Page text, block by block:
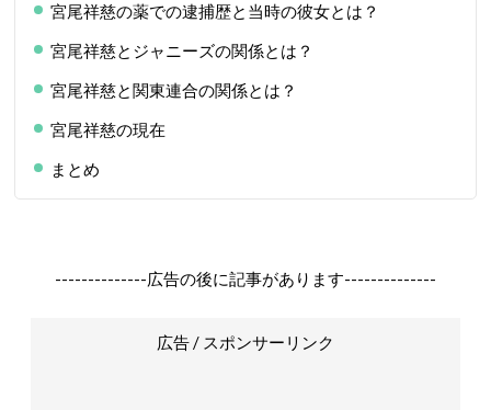
宮尾祥慈の薬での逮捕歴と当時の彼女とは？
宮尾祥慈とジャニーズの関係とは？
宮尾祥慈と関東連合の関係とは？
宮尾祥慈の現在
まとめ
--------------広告の後に記事があります--------------
広告 / スポンサーリンク